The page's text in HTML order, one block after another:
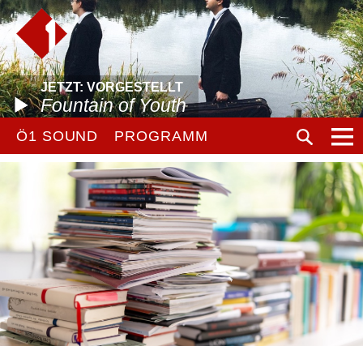
JETZT: VORGESTELLT
Fountain of Youth
Ö1 SOUND PROGRAMM